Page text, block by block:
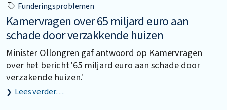
Funderingsproblemen
Kamervragen over 65 miljard euro aan
schade door verzakkende huizen
Minister Ollongren gaf antwoord op Kamervragen
over het bericht '65 miljard euro aan schade door
verzakende huizen.'
Lees verder…